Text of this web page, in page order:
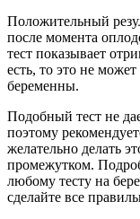
Положительный
после момента
тест показывает
есть, то это не
беременны.
Подобный тест не
поэтому
желательно делать
промежутком.
любому тесту на
сделайте все